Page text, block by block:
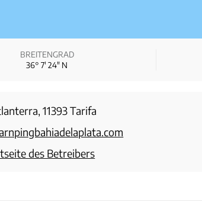
BREITENGRAD
36° 7′ 24″ N
11393 Tarifa
des Betreibers